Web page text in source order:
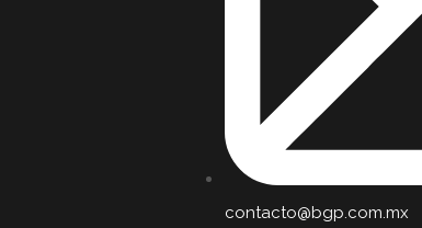
contacto@bgp.com.mx